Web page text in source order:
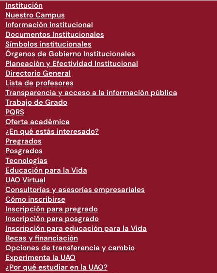
Institución
Nuestro Campus
Información institucional
Documentos Institucionales
Símbolos institucionales
Órganos de Gobierno Institucionales
Planeación y Efectividad Institucional
Directorio General
Lista de profesores
Transparencia y acceso a la información pública
Trabajo de Grado
PQRS
Oferta académica
¿En qué estás interesado?
Pregrados
Posgrados
Tecnologías
Educación para la Vida
UAO Virtual
Consultorías y asesorías empresariales
Cómo inscribirse
Inscripción para pregrado
Inscripción para posgrado
Inscripción para educación para la Vida
Becas y financiación
Opciones de transferencia y cambio
Experimenta la UAO
¿Por qué estudiar en la UAO?